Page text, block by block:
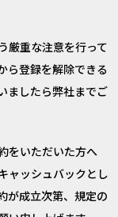
厳重な注意を行って
ら登録を解除できる
ましたら弊社までご
をいただいた方へ
ャッシュバックとし
が成立次第、規定の